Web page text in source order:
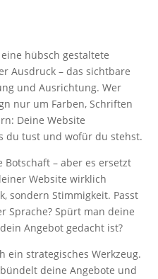
hübsch gestaltete
Ausdruck – das sichtbare
und Ausrichtung. Wer
nur um Farben, Schriften
Deine Website
du tust und wofür du stehst.
– aber es ersetzt
Website wirklich
sondern Stimmigkeit. Passt
Sprache? Spürt man deine
Angebot gedacht ist?
ein strategisches Werkzeug.
deine Angebote und